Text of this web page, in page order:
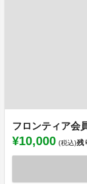
フロンティア会
¥10,000 (税込)残